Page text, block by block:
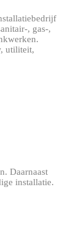
, gas-,
utiliteit,
Daarnaast
installatie.